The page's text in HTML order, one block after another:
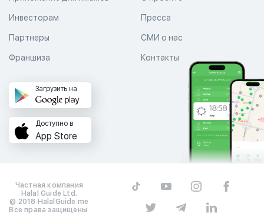
Пресса
СМИ о нас
Контакты
Инвесторам
Партнеры
Франшиза
Загрузить на
Доступно в
App Store
Частная компания
Halal Guide Ltd.
© 2018 HalalGuide.me
Все права защищены.